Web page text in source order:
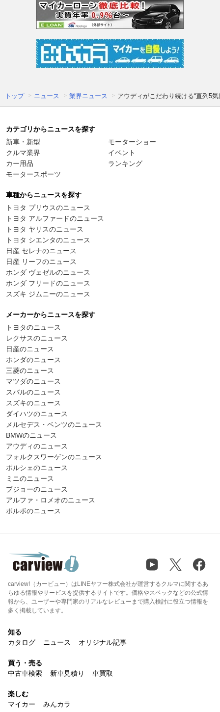
トップ ニュース 業界ニュース アウディがこだわり続ける“直列5
カテゴリからニュースを探す
新車・新型
クルマ業界
カー用品
モータースポーツ
モーターショー
イベント
ランキング
車種からニュースを探す
トヨタ プリウスのニュース
トヨタ アルファードのニュース
トヨタ ヤリスのニュース
トヨタ シエンタのニュース
日産 セレナのニュース
日産 リーフのニュース
ホンダ ヴェゼルのニュース
ホンダ フリードのニュース
スズキ ジムニーのニュース
メーカーからニュースを探す
トヨタのニュース
レクサスのニュース
日産のニュース
ホンダのニュース
三菱のニュース
マツダのニュース
スバルのニュース
スズキのニュース
ダイハツのニュース
メルセデス・ベンツのニュース
BMWのニュース
アウディのニュース
フォルクスワーゲンのニュース
ポルシェのニュース
ミニのニュース
プジョーのニュース
アルファ・ロメオのニュース
ボルボのニュース
carview!（カービュー）はLINEヤフー株式会社が運営するクルマに関するあ
らゆる情報やサービスを提供するサイトです。価格やスペックなどの公式情
報から、ユーザーや専門家のリアルなレビューまで購入検討に役立つ情報を
多く掲載しています。
知る
カタログ
ニュース オリジナル記事
買う・売る
中古車検索
新車見積り 車買取
楽しむ
マイカー
みんカラ